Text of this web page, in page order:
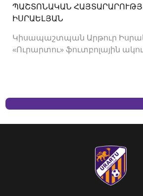
ՊԱՇՏՈՆԱԿԱՆ
ԻՍՐԱԵԼՅԱՆ
Կիսապաշտպան Արթուր
«Ուրարտու» ֆուտբոլային